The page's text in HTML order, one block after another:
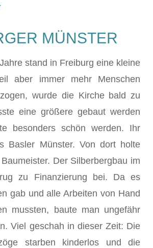
MÜNSTER
stand in Freiburg eine kleine
aber immer mehr Menschen
wurde die Kirche bald zu
eine größere gebaut werden
besonders schön werden. Ihr
Basler Münster. Von dort holte
Der Silberbergbau im
zu Finanzierung bei. Da es
gab und alle Arbeiten von Hand
mussten, baute man ungefähr
Viel geschah in dieser Zeit: Die
starben kinderlos und die